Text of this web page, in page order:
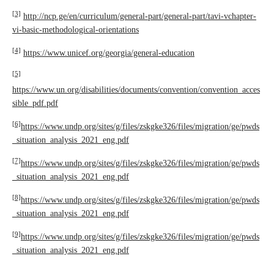
[3] http://ncp.ge/en/curriculum/general-part/general-part/tavi-vchapter-
vi-basic-methodological-orientations
[4] https://www.unicef.org/georgia/general-education
[5]
https://www.un.org/disabilities/documents/convention/convention_acces
sible_pdf.pdf
[6]https://www.undp.org/sites/g/files/zskgke326/files/migration/ge/pwds
_situation_analysis_2021_eng.pdf
[7]https://www.undp.org/sites/g/files/zskgke326/files/migration/ge/pwds
_situation_analysis_2021_eng.pdf
[8]https://www.undp.org/sites/g/files/zskgke326/files/migration/ge/pwds
_situation_analysis_2021_eng.pdf
[9]https://www.undp.org/sites/g/files/zskgke326/files/migration/ge/pwds
_situation_analysis_2021_eng.pdf